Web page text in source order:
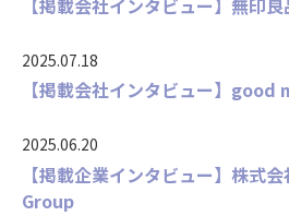
2025.07.18
【掲載会社インタビュー】
2025.06.20
【掲載企業インタビュー】株
Group